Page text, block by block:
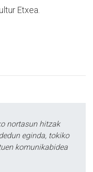
Etxea.
nortasun hitzak
eginda, tokiko
komunikabidea